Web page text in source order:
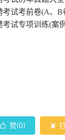
考试考前卷(A、B
考试专项训练(案
 赞(0) 